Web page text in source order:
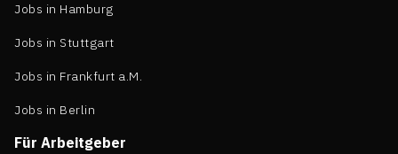
Jobs in Hamburg
Jobs in Stuttgart
Jobs in Frankfurt a.M.
Jobs in Berlin
Für Arbeitgeber